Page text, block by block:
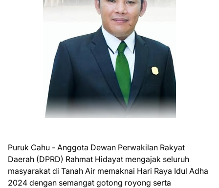
Puruk Cahu - Anggota Dewan Perwakilan Rakyat
Daerah (DPRD) Rahmat Hidayat mengajak seluruh
masyarakat di Tanah Air memaknai Hari Raya Idul Adha
2024 dengan semangat gotong royong serta